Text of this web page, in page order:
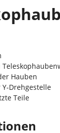
Hauben
Drehgestelle
Teile